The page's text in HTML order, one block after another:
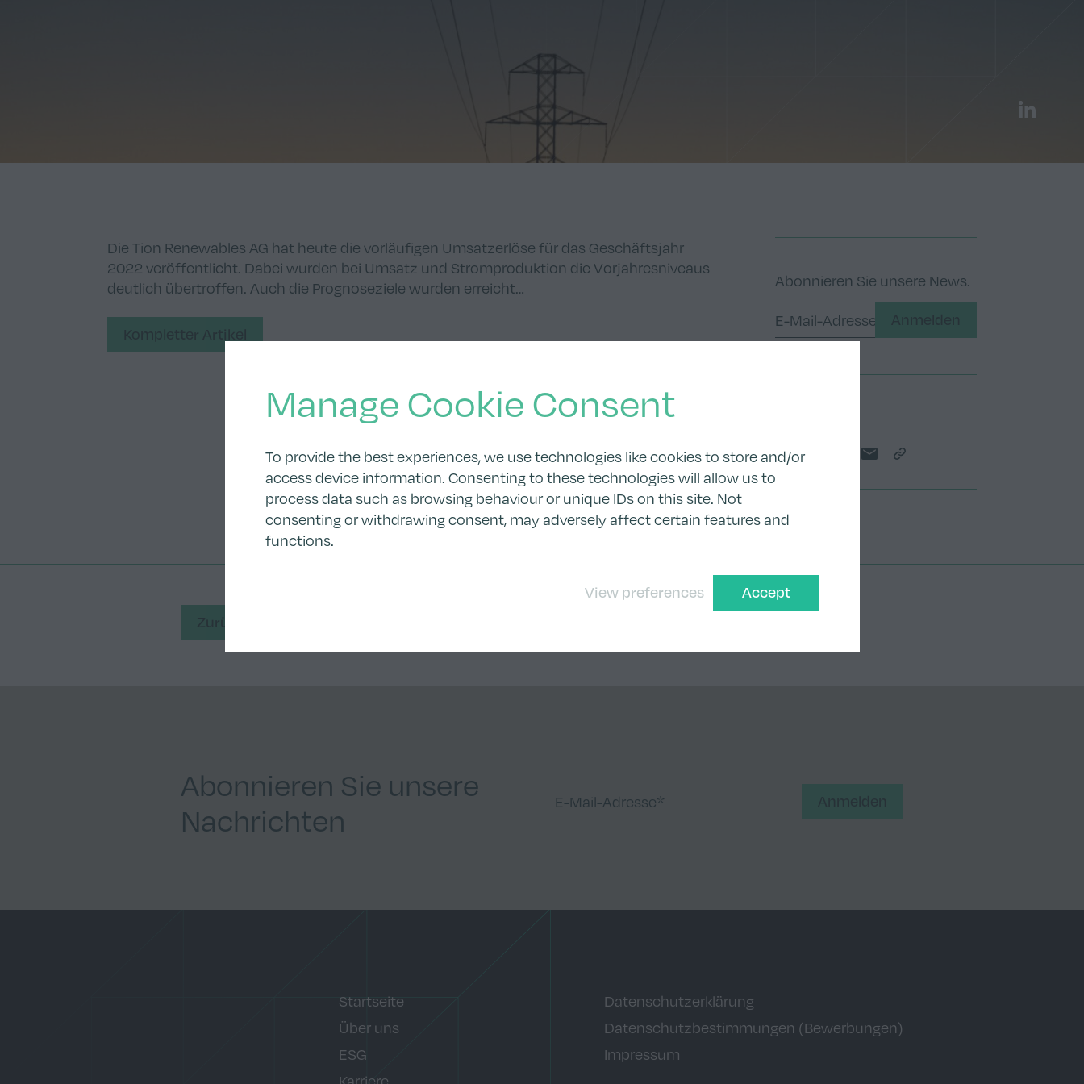
Manage Cookie Consent
To provide the best experiences, we use technologies like cookies to store and/or
access device information. Consenting to these technologies will allow us to
process data such as browsing behaviour or unique IDs on this site. Not
consenting or withdrawing consent, may adversely affect certain features and
functions.
Accept
View preferences
LinkedIn
Die Tion Renewables AG hat heute die vorläufigen Umsatzerlöse für das Geschäftsjahr
2022 veröffentlicht. Dabei wurden bei Umsatz und Stromproduktion die Vorjahresniveaus
deutlich übertroffen. Auch die Prognoseziele wurden erreicht…
Abonnieren Sie unsere News.
Share on Twitter
Share on LinkedIn
Share on Facebook
Share by email
Copy Link
Abonnieren Sie unsere
Nachrichten
Startseite
Über uns
ESG
Datenschutzerklärung
Datenschutzbestimmungen (Bewerbungen)
Impressum